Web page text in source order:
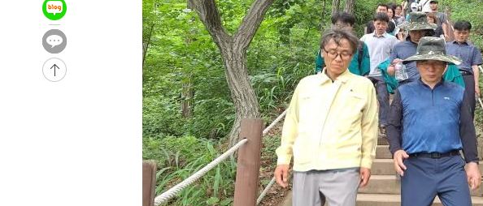
9시간 전 >
[속보]'압수수색·성접대 논란' 축구협회 "실망과 걱정 안겨드려 죄송"
12시간 전 >
'최고 37도' 폭염 지속…강원동해안 최대 150㎜ 비
14시간 전 >
[속보]뉴욕증시 상승 마감…S&P 0.6% 나스닥 1.3%↑
-9423초 전 >
이란 "호르무즈 재개방 합의 근접…美 배상 선행돼야"
[속보]與최고위원 제주·인천 순회경선…박선원·최민희·서미화·한
[속보]김민석, 與 전대 당원투표 누적 득표율 45.42%로 1위… 정청래
[속보]與 대표 경선 제주·인천 당원투표…金 47.75%·鄭 42.08%·宋
이강인 "아틀레티코 이적 기뻐…등번호 7번 의미보단 팀 위해 뛸 것"
[속보]與 당대표 경선, 제주·인천 권리당원 투표 김민석 승리